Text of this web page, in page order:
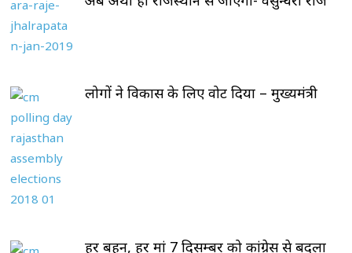
लोगों ने विकास के लिए वोट दिया – मुख्यमंत्री
हर बहन, हर मां 7 दिसम्बर को कांग्रेस से बदला